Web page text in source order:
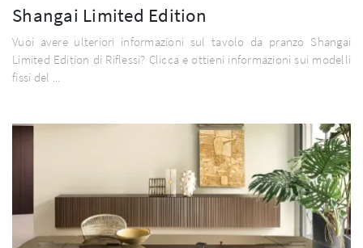
Shangai Limited Edition
Vuoi avere ulteriori informazioni sul tavolo da pranzo Shangai
Limited Edition di Riflessi? Clicca e ottieni informazioni sui modelli
fissi del ...